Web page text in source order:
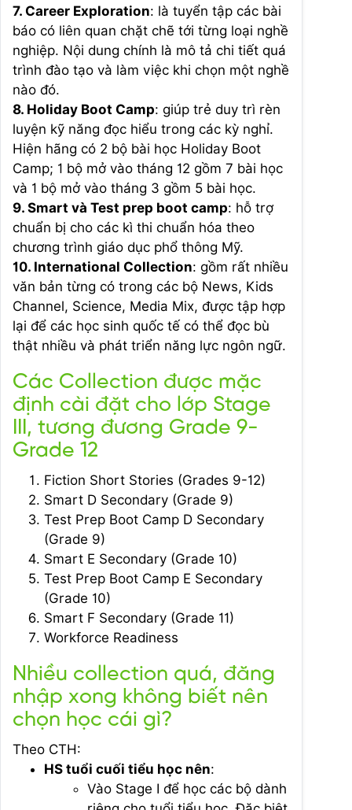
7. Career Exploration: là tuyển tập các bài
báo có liên quan chặt chẽ tới từng loại nghề
nghiệp. Nội dung chính là mô tả chi tiết quá
trình đào tạo và làm việc khi chọn một nghề
nào đó.
8. Holiday Boot Camp: giúp trẻ duy trì rèn
luyện kỹ năng đọc hiểu trong các kỳ nghỉ.
Hiện hãng có 2 bộ bài học Holiday Boot
Camp; 1 bộ mở vào tháng 12 gồm 7 bài học
và 1 bộ mở vào tháng 3 gồm 5 bài học.
9. Smart và Test prep boot camp: hỗ trợ
chuẩn bị cho các kì thi chuẩn hóa theo
chương trình giáo dục phổ thông Mỹ.
10. International Collection: gồm rất nhiều
văn bản từng có trong các bộ News, Kids
Channel, Science, Media Mix, được tập hợp
lại để các học sinh quốc tế có thể đọc bù
thật nhiều và phát triển năng lực ngôn ngữ.
Các Collection được mặc
định cài đặt cho lớp Stage
III, tương đương Grade 9-
Grade 12
Fiction Short Stories (Grades 9-12)
Smart D Secondary (Grade 9)
Test Prep Boot Camp D Secondary
(Grade 9)
Smart E Secondary (Grade 10)
Test Prep Boot Camp E Secondary
(Grade 10)
Smart F Secondary (Grade 11)
Workforce Readiness
Nhiều collection quá, đăng
nhập xong không biết nên
chọn học cái gì?
Theo CTH:
HS tuổi cuối tiểu học nên:
Vào Stage I để học các bộ dành